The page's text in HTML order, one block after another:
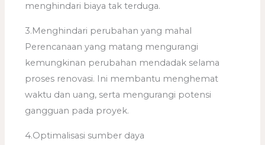
menghindari biaya tak terduga.
3.Menghindari perubahan yang mahal
Perencanaan yang matang mengurangi
kemungkinan perubahan mendadak selama
proses renovasi. Ini membantu menghemat
waktu dan uang, serta mengurangi potensi
gangguan pada proyek.
4.Optimalisasi sumber daya